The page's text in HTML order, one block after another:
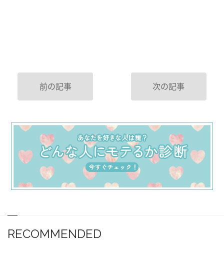
前の記事 次の記事
RECOMMENDED